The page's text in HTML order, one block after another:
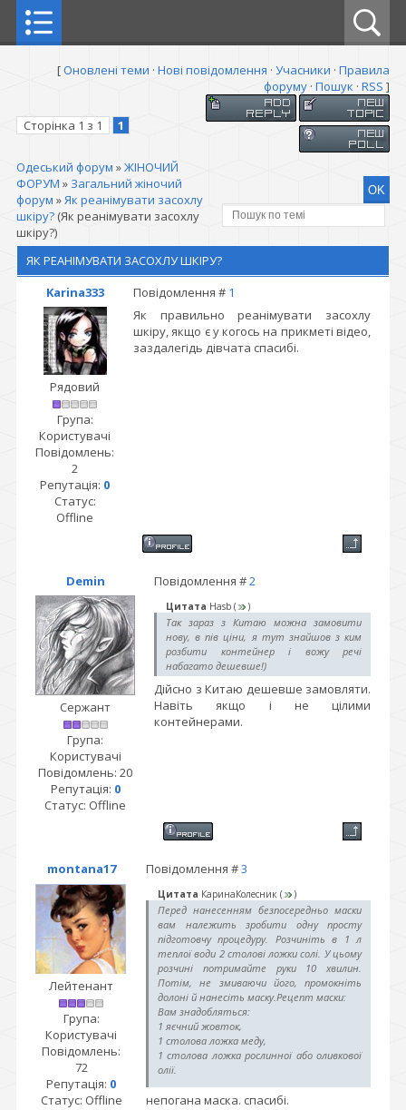
[Оновлені теми · Нові повідомлення · Учасники · Правила
форуму · Пошук · RSS ]
Сторінка 1 з 1 1
Одеський форум »ЖІНОЧИЙ
ФОРУМ » Загальний жіночий
форум »Як реанімувати засохлу
шкіру?(Як реанімувати засохлу
шкіру?)
ЯК РЕАНІМУВАТИ ЗАСОХЛУ ШКІРУ?
Karina333
Повідомлення # 1
Рядовий
Група:
Користувачі
Повідомлень:
2
Репутація: 0
Статус:
Offline
Як правильно реанімувати засохлу
шкіру, якщо є у когось на прикметі відео,
заздалегідь дівчата спасибі.
Demin Повідомлення #2
Сержант
Група:
Користувачі
Повідомлень: 20
Репутація: 0
Статус: Offline
Цитата Hasb ( )
Так зараз з Китаю можна замовити
нову, в пів ціни, я тут знайшов з ким
розбити контейнер і вожу речі
набагато дешевше!)
Дійсно з Китаю дешевше замовляти.
Навіть якщо і не цілими
контейнерами.
montana17 Повідомлення #3
Лейтенант
Група:
Користувачі
Повідомлень:
72
Репутація: 0
Статус: Offline
Цитата КаринаКолесник ( )
Перед нанесенням безпосередньо маски
вам належить зробити одну просту
підготовчу процедуру. Розчиніть в 1 л
теплої води 2 столові ложки солі. У цьому
розчині потримайте руки 10 хвилин.
Потім, не змиваючи його, промокніть
долоні й нанесіть маску.Рецепт маски:
Вам знадобляться:
1 яєчний жовток,
1 столова ложка меду,
1 столова ложка рослинної або оливкової
олії.
Ретельно перемішайте інгредієнти до
непогана маска. спасибі.